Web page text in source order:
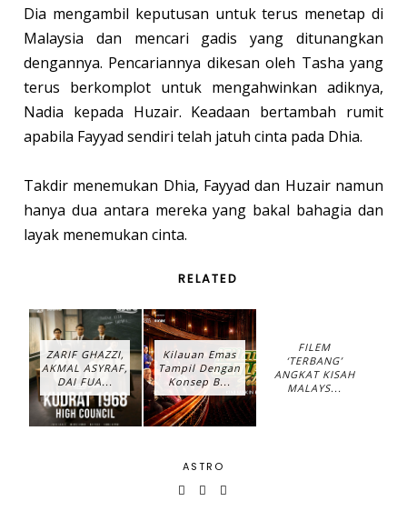
Dia mengambil keputusan untuk terus menetap di
Malaysia dan mencari gadis yang ditunangkan
dengannya. Pencariannya dikesan oleh Tasha yang
terus berkomplot untuk mengahwinkan adiknya,
Nadia kepada Huzair. Keadaan bertambah rumit
apabila Fayyad sendiri telah jatuh cinta pada Dhia.
Takdir menemukan Dhia, Fayyad dan Huzair namun
hanya dua antara mereka yang bakal bahagia dan
layak menemukan cinta.
RELATED
ZARIF GHAZZI,
AKMAL ASYRAF,
DAI FUA...
Kilauan Emas
Tampil Dengan
Konsep B...
FILEM
‘TERBANG’
ANGKAT KISAH
MALAYS...
ASTRO